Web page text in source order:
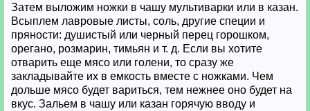
Затем выложим ножки в чашу мультиварки или в казан.
Всыплем лавровые листы, соль, другие специи и
пряности: душистый или черный перец горошком,
орегано, розмарин, тимьян и т. д. Если вы хотите
отварить еще мясо или голени, то сразу же
закладывайте их в емкость вместе с ножками. Чем
дольше мясо будет вариться, тем нежнее оно будет на
вкус. Зальем в чашу или казан горячую вводу и